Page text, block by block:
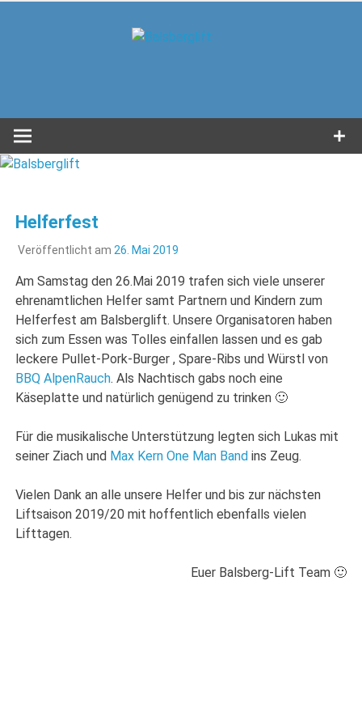
Helferfest
Veröffentlicht am 26. Mai 2019
Am Samstag den 26.Mai 2019 trafen sich viele unserer
ehrenamtlichen Helfer samt Partnern und Kindern zum
Helferfest am Balsberglift. Unsere Organisatoren haben
sich zum Essen was Tolles einfallen lassen und es gab
leckere Pullet-Pork-Burger , Spare-Ribs und Würstl von
BBQ AlpenRauch. Als Nachtisch gabs noch eine
Käseplatte und natürlich genügend zu trinken 🙂
Für die musikalische Unterstützung legten sich Lukas mit
seiner Ziach und Max Kern One Man Band ins Zeug.
Vielen Dank an alle unsere Helfer und bis zur nächsten
Liftsaison 2019/20 mit hoffentlich ebenfalls vielen
Lifttagen.
Euer Balsberg-Lift Team 🙂